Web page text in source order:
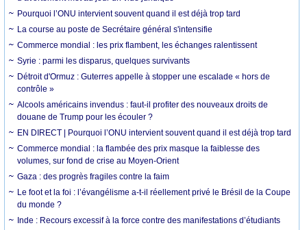
Pourquoi l’ONU intervient souvent quand il est déjà trop tard
La course au poste de Secrétaire général s'intensifie
Commerce mondial : les prix flambent, les échanges ralentissent
Syrie : parmi les disparus, quelques survivants
Détroit d'Ormuz : Guterres appelle à stopper une escalade « hors de
contrôle »
Alcools américains invendus : faut-il profiter des nouveaux droits de
douane de Trump pour les écouler ?
EN DIRECT | Pourquoi l’ONU intervient souvent quand il est déjà trop tard
Commerce mondial : la flambée des prix masque la faiblesse des
volumes, sur fond de crise au Moyen-Orient
Gaza : des progrès fragiles contre la faim
Le foot et la foi : l’évangélisme a-t-il réellement privé le Brésil de la Coupe
du monde ?
Inde : Recours excessif à la force contre des manifestations d’étudiants